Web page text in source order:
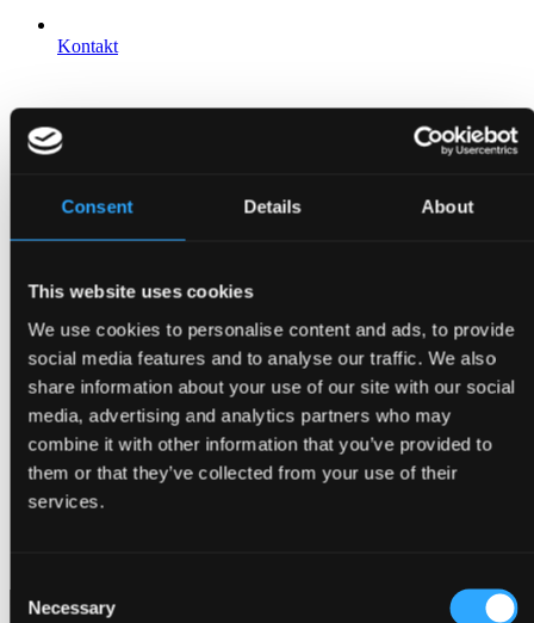
Consent Details About
This website uses cookies
We use cookies to personalise content and ads, to provide
social media features and to analyse our traffic. We also
share information about your use of our site with our social
media, advertising and analytics partners who may
combine it with other information that you’ve provided to
them or that they’ve collected from your use of their
services.
Selection
Necessary
Kontakt